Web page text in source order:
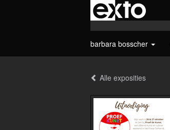
barbara bosscher
Alle exposities